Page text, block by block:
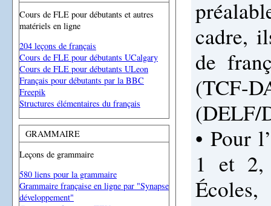
Cours de FLE pour débutants et autres
matériels en ligne
204 leçons de français
Cours de FLE pour débutants UCalgary
Cours de FLE pour débutants ULeon
Français pour débutants par la BBC
Freepik
Structures élémentaires du français
GRAMMAIRE
Leçons de grammaire
580 liens pour la grammaire
Grammaire française en ligne par "Synapse
développement"
cadre,
de
(TCF-
(DELF/
• Pour
1 et 2,